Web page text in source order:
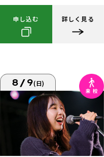
申し込む 詳しく見る
8/9(日)